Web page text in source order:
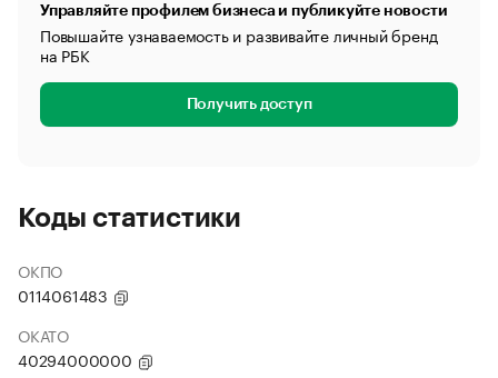
Управляйте профилем бизнеса и публикуйте новости
Повышайте узнаваемость и развивайте личный бренд
на РБК
Получить доступ
Коды статистики
ОКПО
0114061483
ОКАТО
40294000000